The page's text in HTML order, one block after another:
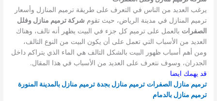
يرغب العديد من الناس في التعرف على طريقة ترميم المنازل وأسعار
ترميم المنازل في مدينة الرياض، حيث تقوم شركة ترميم منازل وفلل
الصفرات بالعمل على ترميم كل جزء في البيت يظهر أنه تالف، وهناك
العديد من الأسباب التي تعمل على أن يكون البيت من النوع التالف،
ومن أهم أسباب ظهور البيت بالشكل التالف هي الماء الذي يتراكم داخل
الجدران، وسوف نتعرف على العديد من الأسباب في هذا المقال.
قد يهمك ايضا
ترميم منازل الصفرات ترميم منازل بجدة ترميم منازل بالمدينة المنورة
ترميم منازل بالدمام